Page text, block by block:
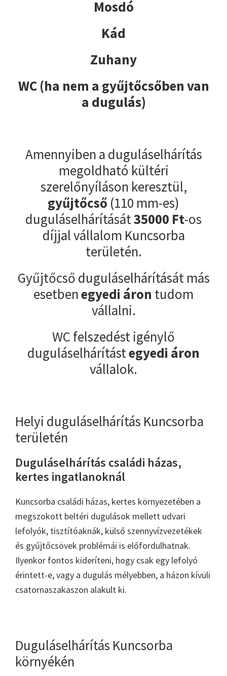
Mosdó
Kád
Zuhany
WC (ha nem a gyűjtőcsőben van
a dugulás)
Amennyiben a duguláselhárítás
megoldható kültéri
szerelőnyíláson keresztül,
gyűjtőcső (110 mm-es)
duguláselhárítását35000 Ft-os
díjjal vállalom Kuncsorba
területén.
Gyűjtőcső duguláselhárítását más
esetbenegyedi áron tudom
vállalni.
WC felszedést igénylő
duguláselhárítástegyedi áron
vállalok.
Helyi duguláselhárítás Kuncsorba
területén
Duguláselhárítás családi házas,
kertes ingatlanoknál
Kuncsorba családi házas, kertes környezetében a
megszokott beltéri dugulások mellett udvari
lefolyók, tisztítóaknák, külső szennyvízvezetékek
és gyűjtőcsövek problémái is előfordulhatnak.
Ilyenkor fontos kideríteni, hogy csak egy lefolyó
érintett-e, vagy a dugulás mélyebben, a házon kívüli
csatornaszakaszon alakult ki.
Duguláselhárítás Kuncsorba
környékén